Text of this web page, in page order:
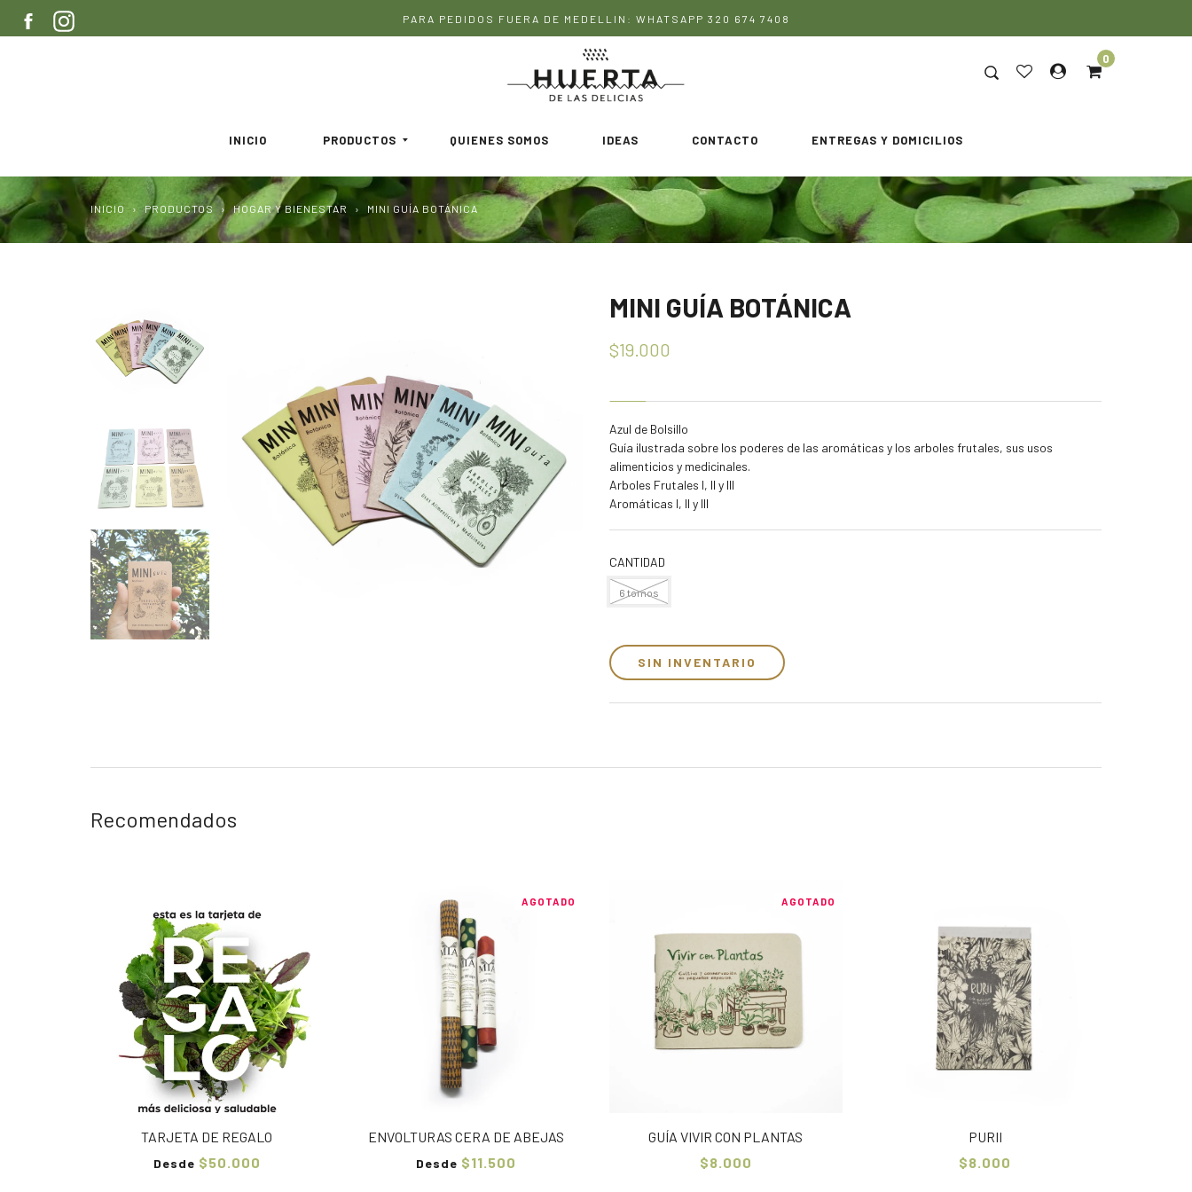
directamente
FACEBOOKINSTAGRAM PARA PEDIDOS FUERA DE MEDELLIN: WHATSAPP 320 674 7408
0
INICIO PRODUCTOS QUIENES SOMOS IDEAS CONTACTO ENTREGAS Y DOMICILIOS
INICIO › PRODUCTOS › HOGAR Y BIENESTAR › MINI GUÍA BOTÁNICA
MINI GUÍA BOTÁNICA
$19.000
Azul de Bolsillo
Guía ilustrada sobre los poderes de las aromáticas y los arboles frutales, sus usos
alimenticios y medicinales.
Arboles Frutales I, II y III
Aromáticas I, II y III
CANTIDAD
6 tomos
SIN INVENTARIO
Recomendados
TARJETA DE REGALO
Desde $50.000
AGOTADO
ENVOLTURAS CERA DE ABEJAS
Desde $11.500
AGOTADO
GUÍA VIVIR CON PLANTAS
$8.000
PURII
$8.000